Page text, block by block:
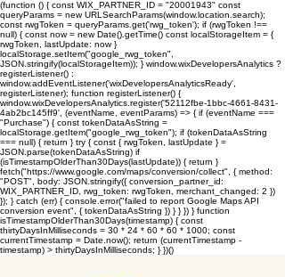
(function () { const WIX_PARTNER_ID = "20001943" const
queryParams = new URLSearchParams(window.location.search);
const rwgToken = queryParams.get('rwg_token'); if (rwgToken !==
null) { const now = new Date().getTime() const localStorageItem = {
rwgToken, lastUpdate: now }
localStorage.setItem("google_rwg_token",
JSON.stringify(localStorageItem)); } window.wixDevelopersAnalytics ?
registerListener() :
window.addEventListener('wixDevelopersAnalyticsReady',
registerListener); function registerListener() {
window.wixDevelopersAnalytics.register('52112fbe-1bbc-4661-8431-
4ab2bc145ff9', (eventName, eventParams) => { if (eventName ===
"Purchase") { const tokenDataAsString =
localStorage.getItem("google_rwg_token"); if (tokenDataAsString
=== null) { return } try { const { rwgToken, lastUpdate } =
JSON.parse(tokenDataAsString) if
(isTimestampOlderThan30Days(lastUpdate)) { return }
fetch("https://www.google.com/maps/conversion/collect", { method:
"POST", body: JSON.stringify({ conversion_partner_id:
WIX_PARTNER_ID, rwg_token: rwgToken, merchant_changed: 2 })
}); } catch (err) { console.error("failed to report Google Maps API
conversion event", { tokenDataAsString }) } } }) } function
isTimestampOlderThan30Days(timestamp) { const
thirtyDaysInMilliseconds = 30 * 24 * 60 * 60 * 1000; const
currentTimestamp = Date.now(); return (currentTimestamp -
timestamp) > thirtyDaysInMilliseconds; } })()